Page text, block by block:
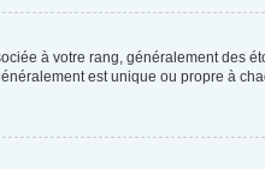
à votre rang, généralement des
est unique ou propre à